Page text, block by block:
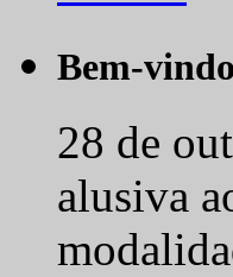
Bem-
28 de
alusiva